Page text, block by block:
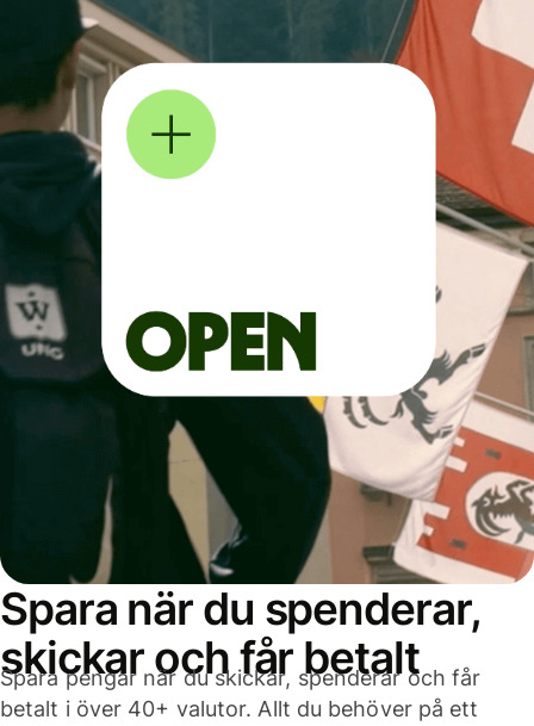
Spara när du spenderar,
skickar och får betalt
Spara pengar när du skickar, spenderar och får
betalt i över 40+ valutor. Allt du behöver på ett